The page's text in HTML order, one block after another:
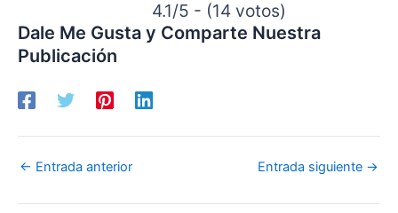
4.1/5 - (14 votos)
Dale Me Gusta y Comparte Nuestra
Publicación
← Entrada anterior Entrada siguiente →